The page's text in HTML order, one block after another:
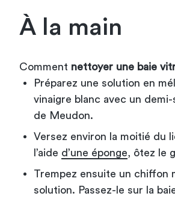
À la main
Comment nettoyer une baie
Préparez une solution en
vinaigre blanc avec un
de Meudon.
Versez environ la moitié du
l’aide d’une éponge, ôtez le
Trempez ensuite un chiffon
solution. Passez-le sur la